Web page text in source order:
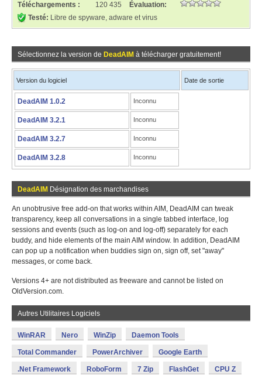
Téléchargements :
120 435
Évaluation:
Testé: Libre de spyware, adware et virus
Sélectionnez la version de DeadAIM à télécharger gratuitement!
Version du logiciel Date de sortie
DeadAIM 1.0.2 Inconnu
DeadAIM 3.2.1 Inconnu
DeadAIM 3.2.7 Inconnu
DeadAIM 3.2.8 Inconnu
DeadAIM Désignation des marchandises
An unobtrusive free add-on that works within AIM, DeadAIM can tweak
transparency, keep all conversations in a single tabbed interface, log
sessions and events (such as log-on and log-off) separately for each
buddy, and hide elements of the main AIM window. In addition, DeadAIM
can pop up a notification when buddies sign on, sign off, set "away"
messages, or come back.
Versions 4+ are not distributed as freeware and cannot be listed on
OldVersion.com.
Autres Utilitaires Logiciels
WinRAR Nero WinZip Daemon Tools
Total Commander PowerArchiver Google Earth
.Net Framework RoboForm 7 Zip FlashGet CPU Z